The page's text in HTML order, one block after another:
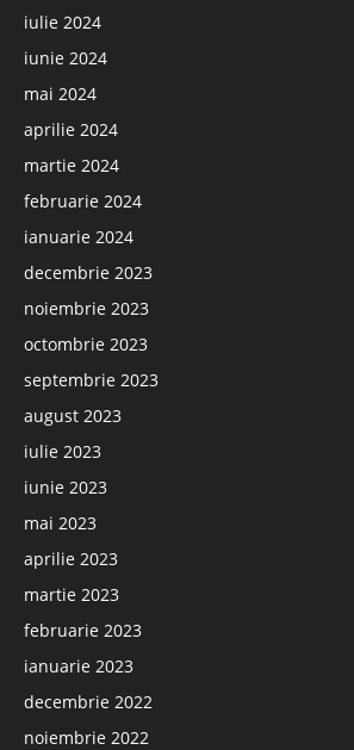
iulie 2024
iunie 2024
mai 2024
aprilie 2024
martie 2024
februarie 2024
ianuarie 2024
decembrie 2023
noiembrie 2023
octombrie 2023
septembrie 2023
august 2023
iulie 2023
iunie 2023
mai 2023
aprilie 2023
martie 2023
februarie 2023
ianuarie 2023
decembrie 2022
noiembrie 2022